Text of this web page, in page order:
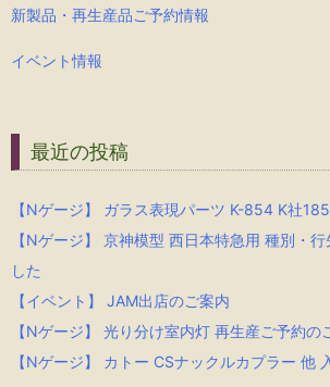
新製品・再生産品ご予約情報
イベント情報
最近の投稿
【Nゲージ】 ガラス表現パーツ K-854 K社
【Nゲージ】 京神模型 西日本特急用 種別・
した
【イベント】 JAM出店のご案内
【Nゲージ】 光り分け室内灯 再生産ご予約の
【Nゲージ】 カトー CSナックルカプラー 他